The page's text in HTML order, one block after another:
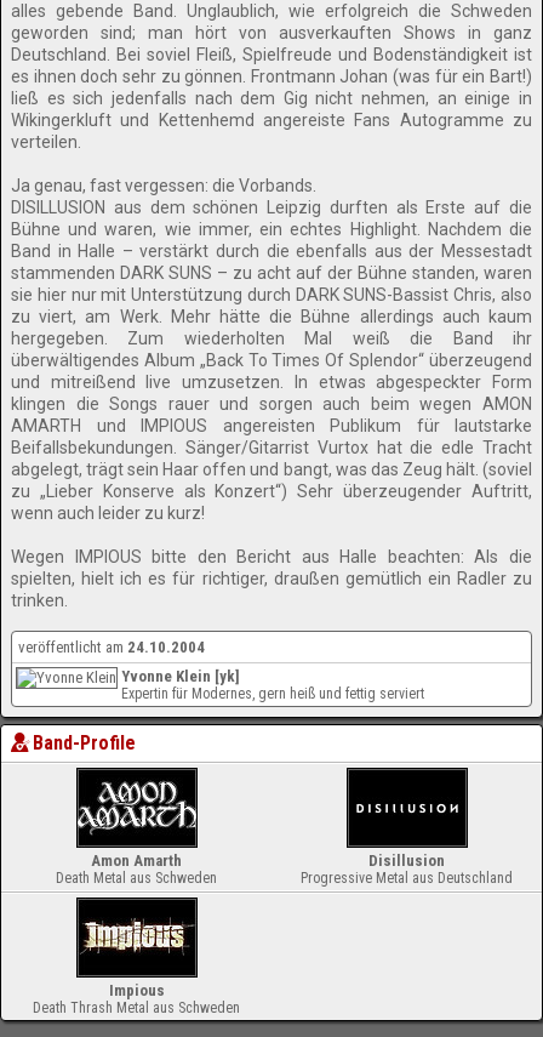
alles gebende Band. Unglaublich, wie erfolgreich die Schweden
geworden sind; man hört von ausverkauften Shows in ganz
Deutschland. Bei soviel Fleiß, Spielfreude und Bodenständigkeit ist
es ihnen doch sehr zu gönnen. Frontmann Johan (was für ein Bart!)
ließ es sich jedenfalls nach dem Gig nicht nehmen, an einige in
Wikingerkluft und Kettenhemd angereiste Fans Autogramme zu
verteilen.
Ja genau, fast vergessen: die Vorbands.
DISILLUSION aus dem schönen Leipzig durften als Erste auf die
Bühne und waren, wie immer, ein echtes Highlight. Nachdem die
Band in Halle – verstärkt durch die ebenfalls aus der Messestadt
stammenden DARK SUNS – zu acht auf der Bühne standen, waren
sie hier nur mit Unterstützung durch DARK SUNS-Bassist Chris, also
zu viert, am Werk. Mehr hätte die Bühne allerdings auch kaum
hergegeben. Zum wiederholten Mal weiß die Band ihr
überwältigendes Album „Back To Times Of Splendor“ überzeugend
und mitreißend live umzusetzen. In etwas abgespeckter Form
klingen die Songs rauer und sorgen auch beim wegen AMON
AMARTH und IMPIOUS angereisten Publikum für lautstarke
Beifallsbekundungen. Sänger/Gitarrist Vurtox hat die edle Tracht
abgelegt, trägt sein Haar offen und bangt, was das Zeug hält. (soviel
zu „Lieber Konserve als Konzert“) Sehr überzeugender Auftritt,
wenn auch leider zu kurz!
Wegen IMPIOUS bitte den Bericht aus Halle beachten: Als die
spielten, hielt ich es für richtiger, draußen gemütlich ein Radler zu
trinken.
veröffentlicht am 24.10.2004
Yvonne Klein [yk]
Expertin für Modernes, gern heiß und fettig serviert
Band-Profile
Amon Amarth
Death Metal aus Schweden
Disillusion
Progressive Metal aus Deutschland
Impious
Death Thrash Metal aus Schweden